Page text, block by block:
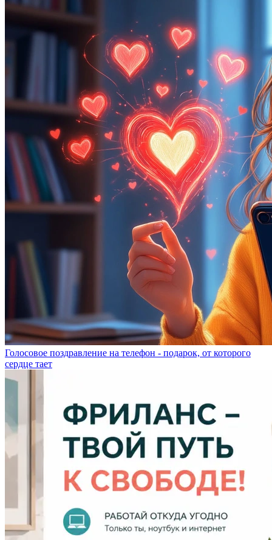
Голосовое поздравление на телефон - подарок, от которого
сердце тает